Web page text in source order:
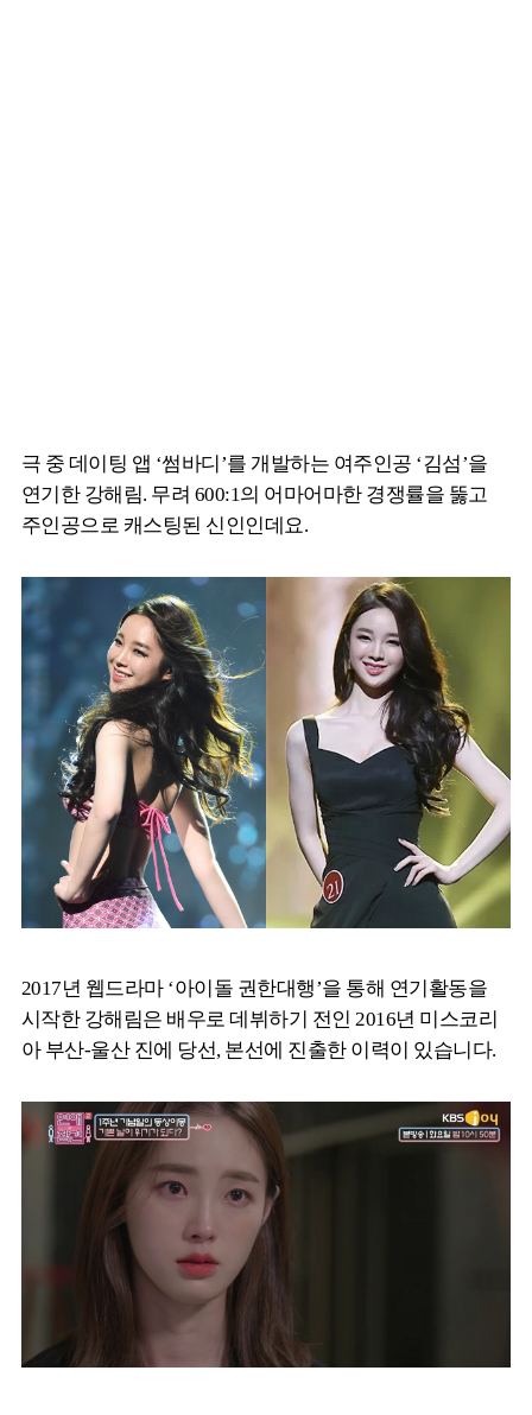
극 중 데이팅 앱 ‘썸바디’를 개발하는 여주인공 ‘김섬’을
연기한 강해림. 무려 600:1의 어마어마한 경쟁률을 뚫고
주인공으로 캐스팅된 신인인데요.
2017년 웹드라마 ‘아이돌 권한대행’을 통해 연기활동을
시작한 강해림은 배우로 데뷔하기 전인 2016년 미스코리
아 부산-울산 진에 당선, 본선에 진출한 이력이 있습니다.